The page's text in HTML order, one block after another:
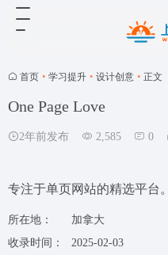
首页 • 学习提升 • 设计创意 • 正文
One Page Love
2年前发布 2,585 0
专注于单页网站的精选平台。
所在地：
加拿大
收录时间：
2025-02-03